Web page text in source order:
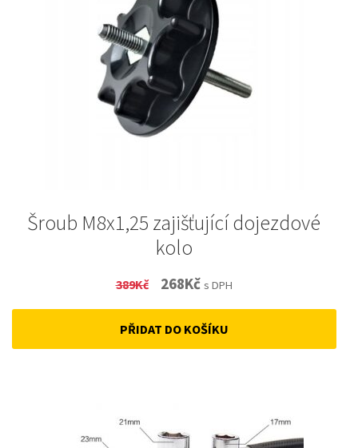
Šroub M8x1,25 zajišťující dojezdové
kolo
389Kč
Original
price
was:
268KčCurrent
price
is:
s DPH
PŘIDAT DO KOŠÍKU